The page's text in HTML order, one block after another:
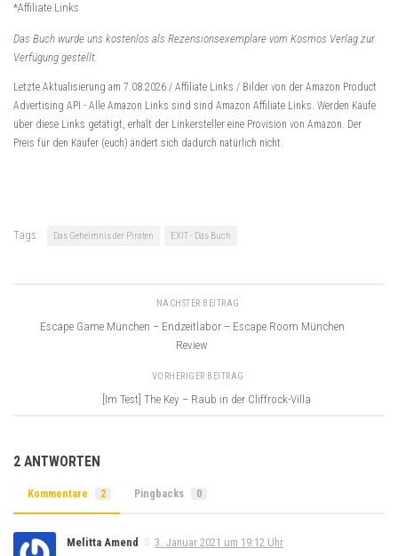
*Affiliate Links
Das Buch wurde uns kostenlos als Rezensionsexemplare vom Kosmos Verlag zur
Verfügung gestellt.
Letzte Aktualisierung am 7.08.2026 / Affiliate Links / Bilder von der Amazon Product
Advertising API - Alle Amazon Links sind sind Amazon Affiliate Links. Werden Käufe
über diese Links getätigt, erhält der Linkersteller eine Provision von Amazon. Der
Preis für den Käufer (euch) ändert sich dadurch natürlich nicht.
Tags: Das Geheimnis der Piraten EXIT - Das Buch
NÄCHSTER BEITRAG
Escape Game München – Endzeitlabor – Escape Room München
Review
VORHERIGER BEITRAG
[Im Test] The Key – Raub in der Cliffrock-Villa
2 ANTWORTEN
Kommentare 2 Pingbacks 0
Melitta Amend
3. Januar 2021 um 19:12 Uhr